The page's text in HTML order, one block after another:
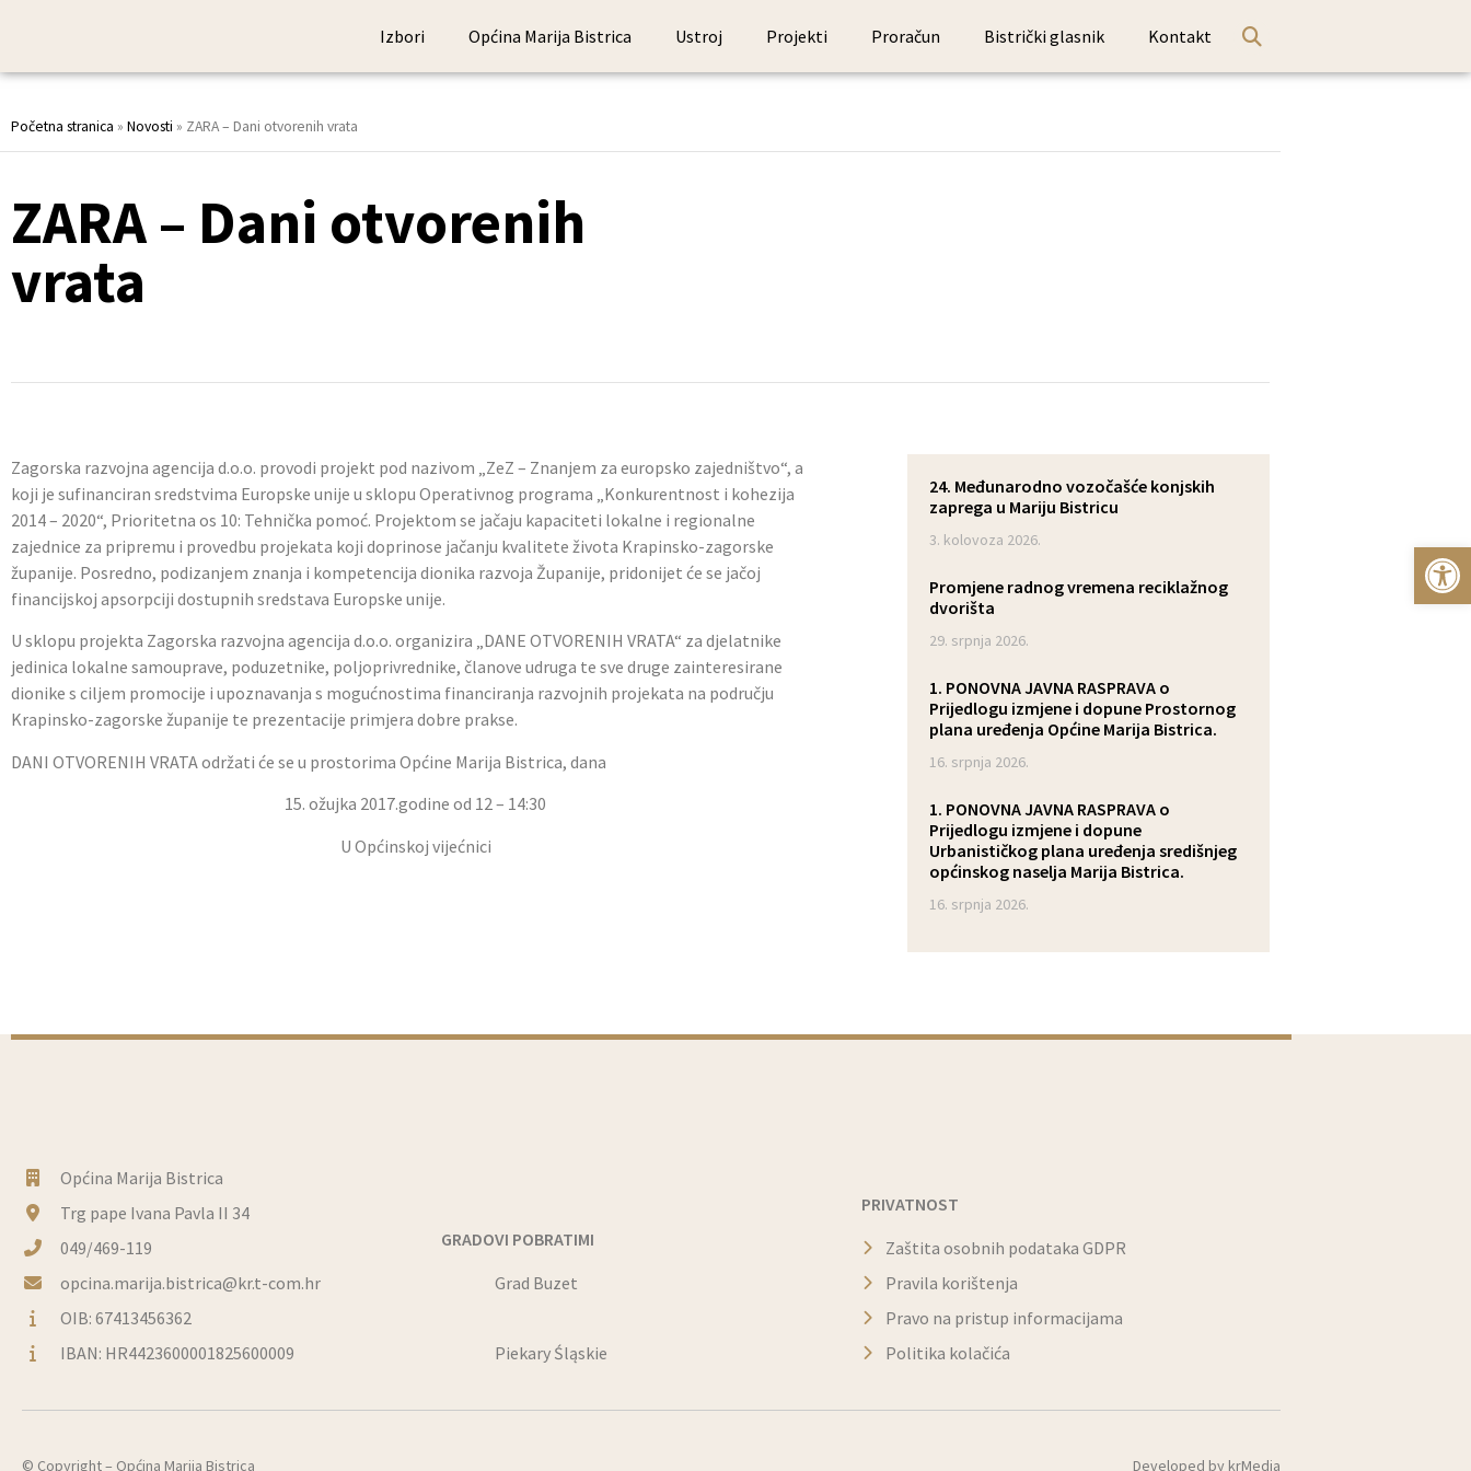
Izbori Općina Marija Bistrica Ustroj Projekti Proračun Bistrički glasnik Kontakt
Početna stranica » Novosti » ZARA – Dani otvorenih vrata
ZARA – Dani otvorenih
vrata
Zagorska razvojna agencija d.o.o. provodi projekt pod nazivom „ZeZ – Znanjem za europsko zajedništvo“, a
koji je sufinanciran sredstvima Europske unije u sklopu Operativnog programa „Konkurentnost i kohezija
2014 – 2020“, Prioritetna os 10: Tehnička pomoć. Projektom se jačaju kapaciteti lokalne i regionalne
zajednice za pripremu i provedbu projekata koji doprinose jačanju kvalitete života Krapinsko-zagorske
županije. Posredno, podizanjem znanja i kompetencija dionika razvoja Županije, pridonijet će se jačoj
financijskoj apsorpciji dostupnih sredstava Europske unije.
U sklopu projekta Zagorska razvojna agencija d.o.o. organizira „DANE OTVORENIH VRATA“ za djelatnike
jedinica lokalne samouprave, poduzetnike, poljoprivrednike, članove udruga te sve druge zainteresirane
dionike s ciljem promocije i upoznavanja s mogućnostima financiranja razvojnih projekata na području
Krapinsko-zagorske županije te prezentacije primjera dobre prakse.
DANI OTVORENIH VRATA održati će se u prostorima Općine Marija Bistrica, dana
15. ožujka 2017.godine od 12 – 14:30
U Općinskoj vijećnici
24. Međunarodno vozočašće konjskih
zaprega u Mariju Bistricu
3. kolovoza 2026.
Promjene radnog vremena reciklažnog
dvorišta
29. srpnja 2026.
1. PONOVNA JAVNA RASPRAVA o
Prijedlogu izmjene i dopune Prostornog
plana uređenja Općine Marija Bistrica.
16. srpnja 2026.
1. PONOVNA JAVNA RASPRAVA o
Prijedlogu izmjene i dopune
Urbanističkog plana uređenja središnjeg
općinskog naselja Marija Bistrica.
16. srpnja 2026.
Općina Marija Bistrica
Trg pape Ivana Pavla II 34
049/469-119
opcina.marija.bistrica@kr.t-com.hr
OIB: 67413456362
IBAN: HR4423600001825600009
GRADOVI POBRATIMI
Grad Buzet
Piekary Śląskie
PRIVATNOST
Zaštita osobnih podataka GDPR
Pravila korištenja
Pravo na pristup informacijama
Politika kolačića
© Copyright – Općina Marija Bistrica Developed by krMedia